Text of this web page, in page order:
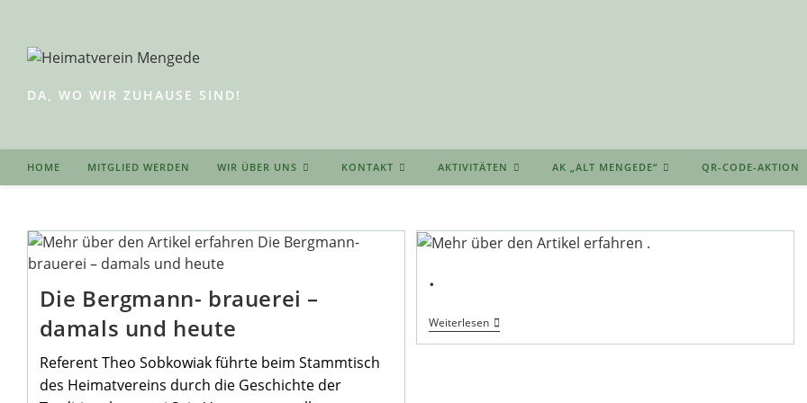
springen
DA, WO WIR ZUHAUSE SIND!
HOME MITGLIED WERDEN WIR ÜBER UNS KONTAKT AKTIVITÄTEN AK „ALT MENGEDE“ QR-CODE-AKTION
Die Bergmann- brauerei –
damals und heute
Referent Theo Sobkowiak führte beim Stammtisch
des Heimatvereins durch die Geschichte der
.
Weiterlesen.